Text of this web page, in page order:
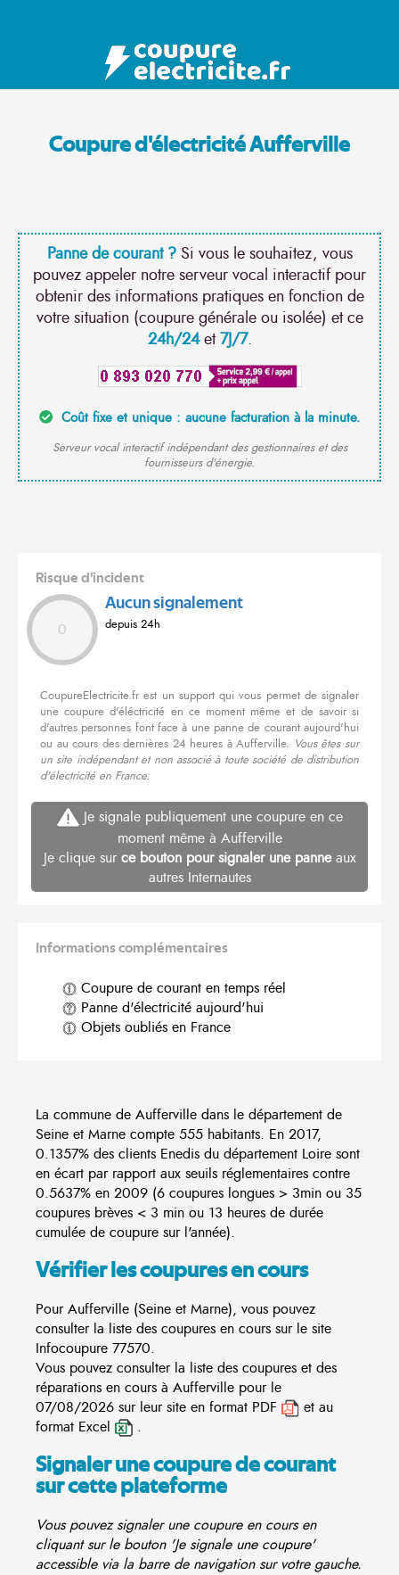
Coupure d'électricité Aufferville
Panne de courant ?Si vous le souhaitez, vous
pouvez appeler notre serveur vocal interactif pour
obtenir des informations pratiques en fonction de
votre situation (coupure générale ou isolée) et ce
24h/24et7J/7.
Coût fixe et unique : aucune facturation à la minute.
Serveur vocal interactif indépendant des gestionnaires et des
fournisseurs d'énergie.
Risque d'incident
0
Aucun signalement
depuis 24h
CoupureElectricite.fr est un support qui vous permet de signaler
une coupure d'éléctricité en ce moment même et de savoir si
d'autres personnes font face à une panne de courant aujourd'hui
ou au cours des dernières 24 heures à Aufferville. Vous êtes sur
un site indépendant et non associé à toute société de distribution
d'électricité en France.
Je signale publiquement une coupure en ce
moment même à Aufferville
Je clique sur ce bouton pour signaler une panneaux
autres Internautes
Informations complémentaires
Coupure de courant en temps réel
Panne d'électricité aujourd'hui
Objets oubliés en France
La commune de Aufferville dans le département de
Seine et Marne compte 555 habitants. En 2017,
0.1357% des clients Enedis du département Loire sont
en écart par rapport aux seuils réglementaires contre
0.5637% en 2009 (6 coupures longues > 3min ou 35
coupures brèves < 3 min ou 13 heures de durée
cumulée de coupure sur l'année).
Vérifier les coupures en cours
Pour Aufferville (Seine et Marne), vous pouvez
consulter la liste des coupures en cours sur le site
Infocoupure 77570.
Vous pouvez consulter la liste des coupures et des
réparations en cours à Aufferville pour le
07/08/2026 sur leur site en format PDF
et au
format Excel
.
Signaler une coupure de courant
sur cette plateforme
Vous pouvez signaler une coupure en cours en
cliquant sur le bouton 'Je signale une coupure'
accessible via la barre de navigation sur votre gauche.